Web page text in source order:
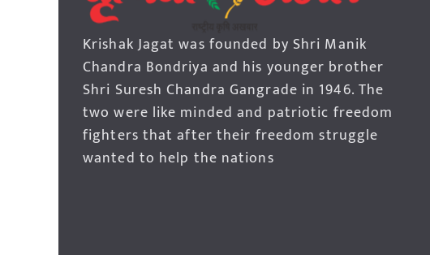
Krishak Jagat was founded by Shri Manik
Chandra Bondriya and his younger brother
Shri Suresh Chandra Gangrade in 1946. The
two were like minded and patriotic freedom
fighters that after their freedom struggle
wanted to help the nations